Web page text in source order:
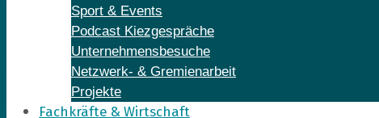
Sport & Events
Podcast Kiezgespräche
Unternehmensbesuche
Netzwerk- & Gremienarbeit
Projekte
Fachkräfte & Wirtschaft